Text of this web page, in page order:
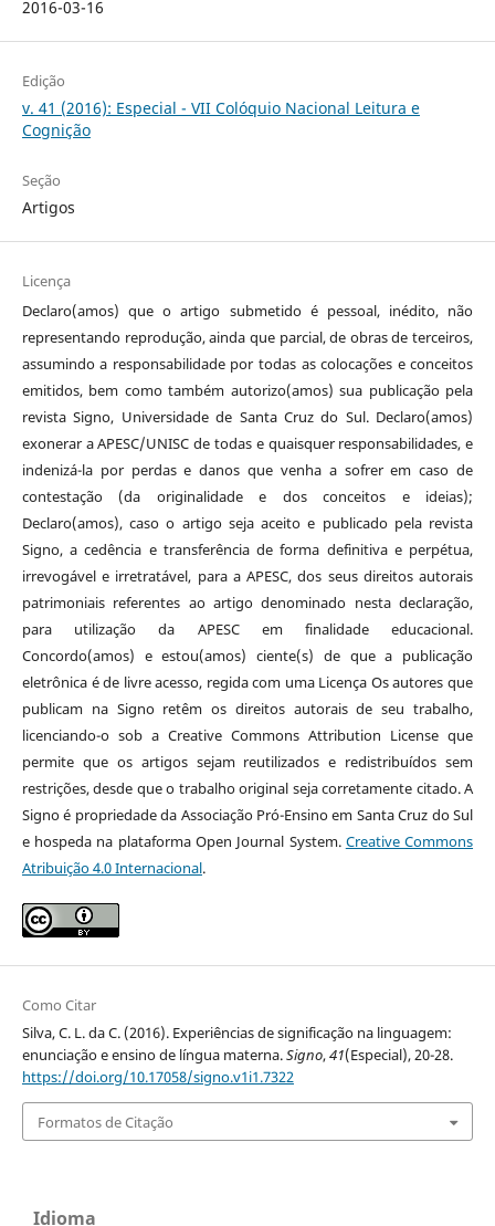
2016-03-16
Edição
v. 41 (2016): Especial - VII Colóquio Nacional Leitura e
Cognição
Seção
Artigos
Licença
Declaro(amos) que o artigo submetido é pessoal, inédito, não
representando reprodução, ainda que parcial, de obras de terceiros,
assumindo a responsabilidade por todas as colocações e conceitos
emitidos, bem como também autorizo(amos) sua publicação pela
revista Signo, Universidade de Santa Cruz do Sul. Declaro(amos)
exonerar a APESC/UNISC de todas e quaisquer responsabilidades, e
indenizá-la por perdas e danos que venha a sofrer em caso de
contestação (da originalidade e dos conceitos e ideias);
Declaro(amos), caso o artigo seja aceito e publicado pela revista
Signo, a cedência e transferência de forma definitiva e perpétua,
irrevogável e irretratável, para a APESC, dos seus direitos autorais
patrimoniais referentes ao artigo denominado nesta declaração,
para utilização da APESC em finalidade educacional.
Concordo(amos) e estou(amos) ciente(s) de que a publicação
eletrônica é de livre acesso, regida com uma Licença Os autores que
publicam na Signo retêm os direitos autorais de seu trabalho,
licenciando-o sob a Creative Commons Attribution License que
permite que os artigos sejam reutilizados e redistribuídos sem
restrições, desde que o trabalho original seja corretamente citado. A
Signo é propriedade da Associação Pró-Ensino em Santa Cruz do Sul
e hospeda na plataforma Open Journal System. Creative Commons
Atribuição 4.0 Internacional.
Como Citar
Silva, C. L. da C. (2016). Experiências de significação na linguagem:
enunciação e ensino de língua materna.Signo,41(Especial), 20-28.
https://doi.org/10.17058/signo.v1i1.7322
Formatos de Citação
Idioma